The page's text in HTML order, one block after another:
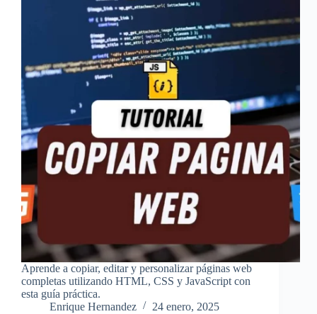
Aprende a copiar, editar y personalizar páginas web
completas utilizando HTML, CSS y JavaScript con
esta guía práctica.
Enrique Hernandez
24 enero, 2025